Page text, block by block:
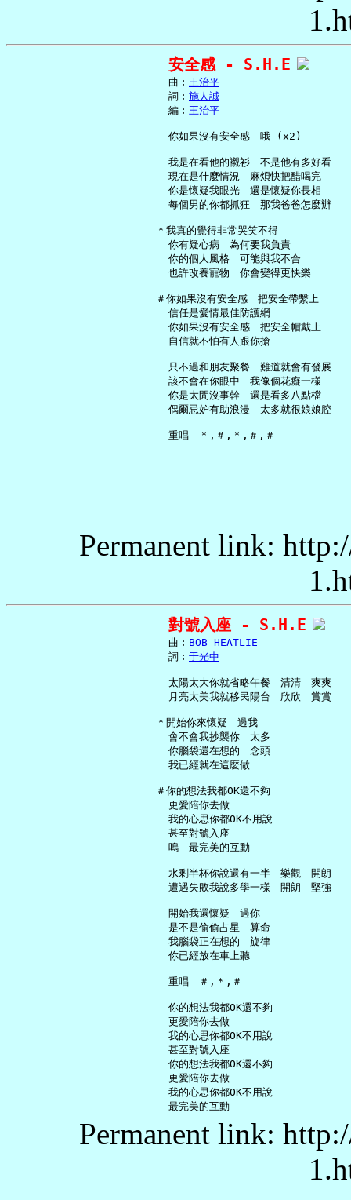
安全感 - S.H.E
     曲︰
王治平
     詞︰
施人誠
     編︰
王治平
     你如果沒有安全感　哦 (x2)
     我是在看他的襯衫　不是他有多好看
     現在是什麼情況　麻煩快把醋喝完
     你是懷疑我眼光　還是懷疑你長相
     每個男的你都抓狂　那我爸爸怎麼辦
   ＊我真的覺得非常哭笑不得
     你有疑心病　為何要我負責
     你的個人風格　可能與我不合
     也許改養寵物　你會變得更快樂
   ＃你如果沒有安全感　把安全帶繫上
     信任是愛情最佳防護網
     你如果沒有安全感　把安全帽戴上
     自信就不怕有人跟你搶
     只不過和朋友聚餐　難道就會有發展
     該不會在你眼中　我像個花癡一樣
     你是太閒沒事幹　還是看多八點檔
     偶爾忌妒有助浪漫　太多就很娘娘腔
Permanent link:
對號入座 - S.H.E
     曲︰
BOB HEATLIE
     詞︰
于光中
     太陽太大你就省略午餐　清清　爽爽
     月亮太美我就移民陽台　欣欣　賞賞
   ＊開始你來懷疑　過我
     會不會我抄襲你　太多
     你腦袋還在想的　念頭
     我已經就在這麼做
   ＃你的想法我都OK還不夠
     更愛陪你去做
     我的心思你都OK不用說
     甚至對號入座
     嗚　最完美的互動
     水剩半杯你說還有一半　樂觀　開朗
     遭遇失敗我說多學一樣　開朗　堅強
     開始我還懷疑　過你
     是不是偷偷占星　算命
     我腦袋正在想的　旋律
     你已經放在車上聽
     重唱　＃,＊,＃
     你的想法我都OK還不夠
     更愛陪你去做
     我的心思你都OK不用說
     甚至對號入座
     你的想法我都OK還不夠
     更愛陪你去做
     我的心思你都OK不用說
Permanent link: